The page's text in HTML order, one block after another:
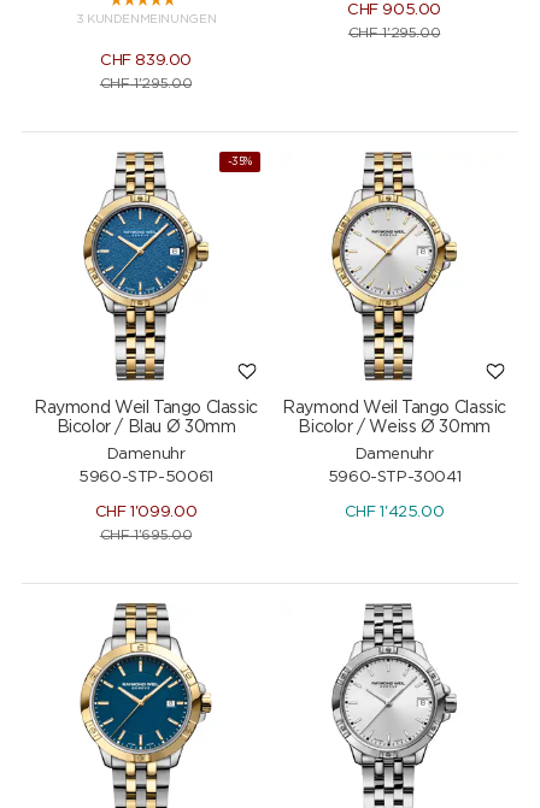
3 KUNDENMEINUNGEN
CHF839.00
CHF1'295.00
CHF905.00
CHF1'295.00
-35%
Raymond Weil Tango Classic
Bicolor / Blau Ø 30mm
Damenuhr
5960-STP-50061
CHF1'099.00
CHF1'695.00
Raymond Weil Tango Classic
Bicolor / Weiss Ø 30mm
Damenuhr
5960-STP-30041
CHF1'425.00